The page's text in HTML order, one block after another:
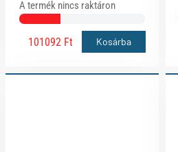
A termék nincs raktáron
101092 Ft Kosárba